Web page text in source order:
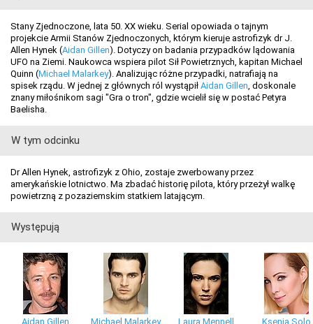
Stany Zjednoczone, lata 50. XX wieku. Serial opowiada o tajnym
projekcie Armii Stanów Zjednoczonych, którym kieruje astrofizyk dr J.
Allen Hynek (Aidan Gillen). Dotyczy on badania przypadków lądowania
UFO na Ziemi. Naukowca wspiera pilot Sił Powietrznych, kapitan Michael
Quinn (Michael Malarkey). Analizując różne przypadki, natrafiają na
spisek rządu. W jednej z głównych ról wystąpił Aidan Gillen, doskonale
znany miłośnikom sagi "Gra o tron", gdzie wcielił się w postać Petyra
Baelisha.
W tym odcinku
Dr Allen Hynek, astrofizyk z Ohio, zostaje zwerbowany przez
amerykańskie lotnictwo. Ma zbadać historię pilota, który przeżył walkę
powietrzną z pozaziemskim statkiem latającym.
Występują
Aidan Gillen Michael Malarkey Laura Mennell Ksenia Solo